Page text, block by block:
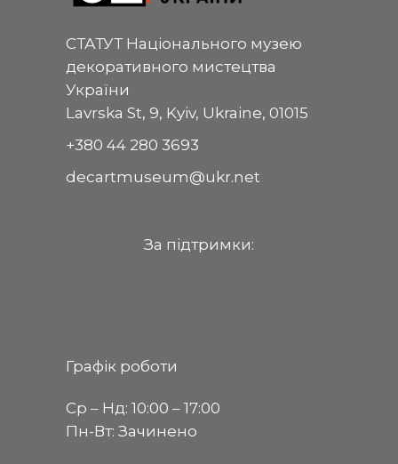
СТАТУТ Національного музею
декоративного мистецтва
України
Lavrska St, 9, Kyiv, Ukraine, 01015
+380 44 280 3693
decartmuseum@ukr.net
За пiдтримки:
Графік роботи
Ср ‒ Нд: 10:00 ‒ 17:00
Пн-Вт: Зачинено